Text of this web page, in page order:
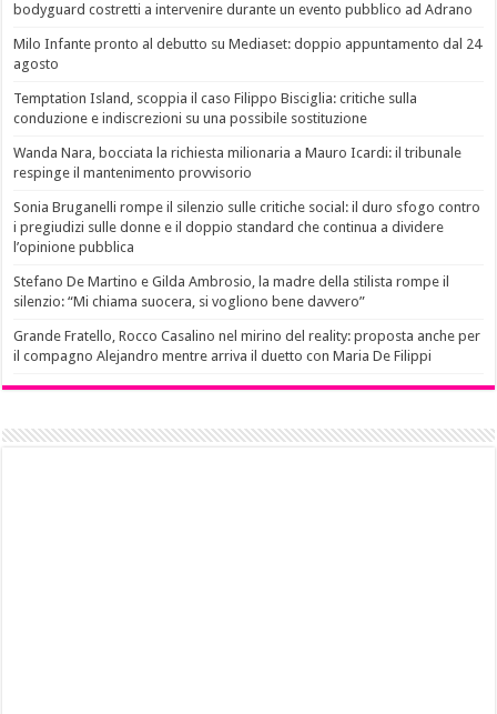
bodyguard costretti a intervenire durante un evento pubblico ad Adrano
Milo Infante pronto al debutto su Mediaset: doppio appuntamento dal 24
agosto
Temptation Island, scoppia il caso Filippo Bisciglia: critiche sulla
conduzione e indiscrezioni su una possibile sostituzione
Wanda Nara, bocciata la richiesta milionaria a Mauro Icardi: il tribunale
respinge il mantenimento provvisorio
Sonia Bruganelli rompe il silenzio sulle critiche social: il duro sfogo contro
i pregiudizi sulle donne e il doppio standard che continua a dividere
l’opinione pubblica
Stefano De Martino e Gilda Ambrosio, la madre della stilista rompe il
silenzio: “Mi chiama suocera, si vogliono bene davvero”
Grande Fratello, Rocco Casalino nel mirino del reality: proposta anche per
il compagno Alejandro mentre arriva il duetto con Maria De Filippi